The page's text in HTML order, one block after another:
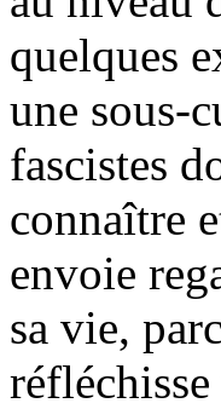
quelques
une sous-
fascistes
connaître
envoie
sa vie,